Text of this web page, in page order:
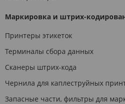
Маркировка и штрих-
Принтеры этикеток
Терминалы сбора данных
Сканеры штрих-кода
Чернила для каплеструйных
Запасные части, фильтры для